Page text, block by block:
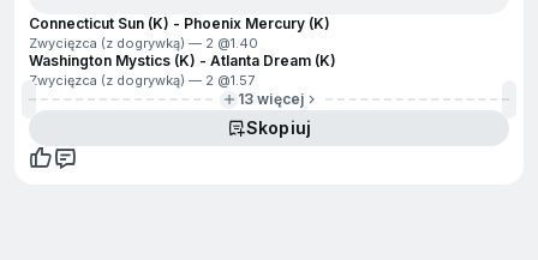
Connecticut Sun (K) - Phoenix Mercury (K)
Zwycięzca (z dogrywką) — 2 @1.40
Washington Mystics (K) - Atlanta Dream (K)
Zwycięzca (z dogrywką) — 2 @1.57
13 więcej
Skopiuj